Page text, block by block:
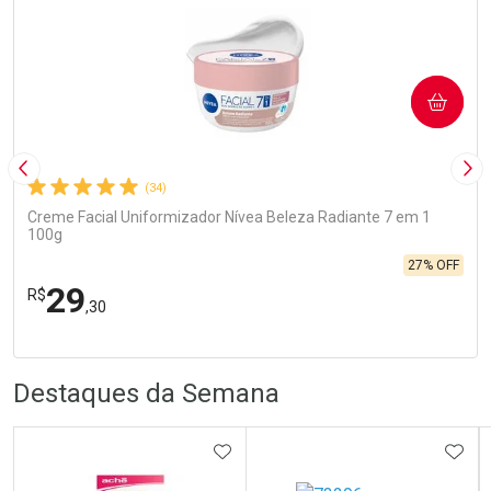
Imagem Anterior
(34)
Creme Facial Uniformizador Nívea Beleza Radiante 7 em 1
100g
R$29,30
27% OFF
COMPRAR
Laboratório
Por Menos
Destaques da Semana
ADICIONAR AOS FAVORITOS